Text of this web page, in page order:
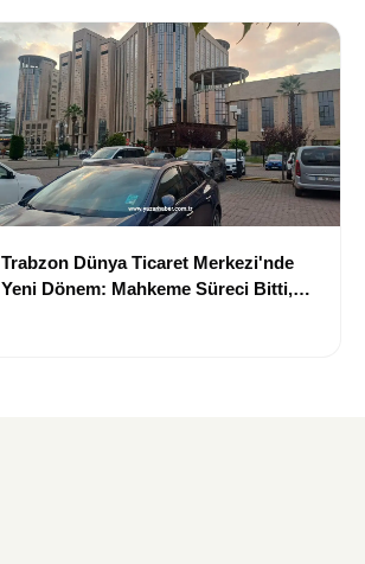
Trabzon Dünya Ticaret Merkezi'nde
Yeni Dönem: Mahkeme Süreci Bitti,